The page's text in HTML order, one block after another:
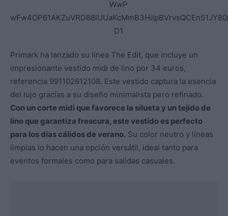
Primark ha lanzado su línea The Edit, que incluye un
impresionante vestido midi de lino por 34 euros,
referencia 991102612108. Este vestido captura la esencia
del lujo gracias a su diseño minimalista pero refinado.
Con un corte midi que favorece la silueta y un tejido de
lino que garantiza frescura, este vestido es perfecto
para los días cálidos de verano. Su color neutro y líneas
limpias lo hacen una opción versátil, ideal tanto para
eventos formales como para salidas casuales.